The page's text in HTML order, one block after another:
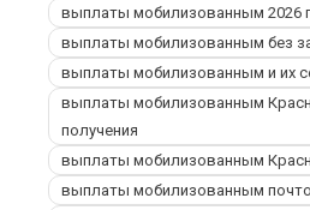
выплаты мобилизованным 2026
выплаты мобилизованным без
выплаты мобилизованным и их
выплаты мобилизованным
получения
выплаты мобилизованным
выплаты мобилизованным